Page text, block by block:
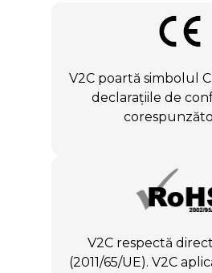
V2C poartă simbolul
declarațiile de
V2C respectă
(2011/65/UE). V2C